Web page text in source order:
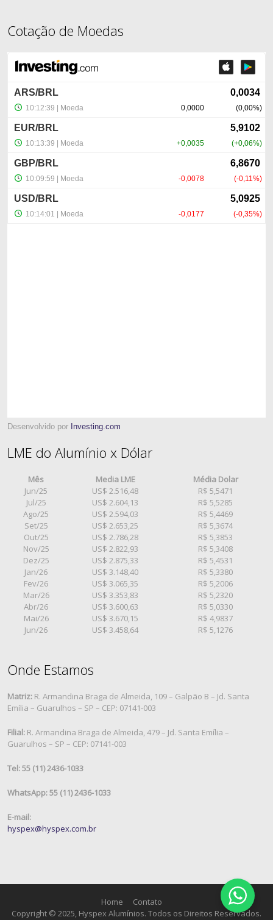
Cotação de Moedas
Desenvolvido por Investing.com
LME do Alumínio x Dólar
Mês Media LME
Média Dolar
Jun/25
US$ 2.516,48
R$ 5,5471
Jul/25
US$ 2.604,13
R$ 5,5285
Ago/25
US$ 2.594,03
R$ 5,4469
Set/25
US$ 2.653,25
R$ 5,3674
Out/25
US$ 2.786,28
R$ 5,3853
Nov/25
US$ 2.822,93
R$ 5,3408
Dez/25
US$ 2.875,33
R$ 5,4531
Jan/26
US$ 3.148,40
R$ 5,3380
Fev/26
US$ 3.065,35
R$ 5,2006
Mar/26
US$ 3.353,83
R$ 5,2320
Abr/26
US$ 3.600,63
R$ 5,0330
Mai/26
US$ 3.670,15
R$ 4,9837
Jun/26
US$ 3.458,64 R$ 5,1276
Onde Estamos
Matriz: R. Armandina Braga de Almeida, 109 – Galpão B – Jd. Santa
Emília – Guarulhos – SP – CEP: 07141-003
Filial: R. Armandina Braga de Almeida, 479 – Jd. Santa Emília –
Guarulhos – SP – CEP: 07141-003
Tel: 55 (11) 2436-1033
WhatsApp: 55 (11) 2436-1033
E-mail:
hyspex@hyspex.com.br
Home
Contato
Copyright © 2025, Hyspex Alumínios. Todos os Direitos Reservados.